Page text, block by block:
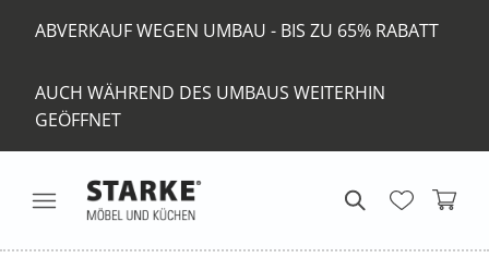
ABVERKAUF WEGEN UMBAU - BIS ZU 65% RABATT
AUCH WÄHREND DES UMBAUS WEITERHIN
GEÖFFNET